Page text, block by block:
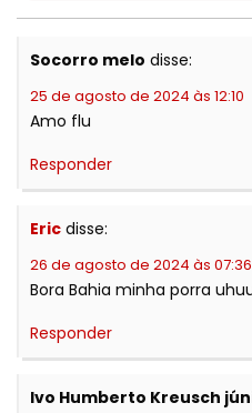
Socorro melo disse:
25 de agosto de 2024 às 12:10
Amo flu
Responder
Eric disse:
26 de agosto de 2024 às 07:36
Bora Bahia minha porra
Responder
Ivo Humberto Kreusch